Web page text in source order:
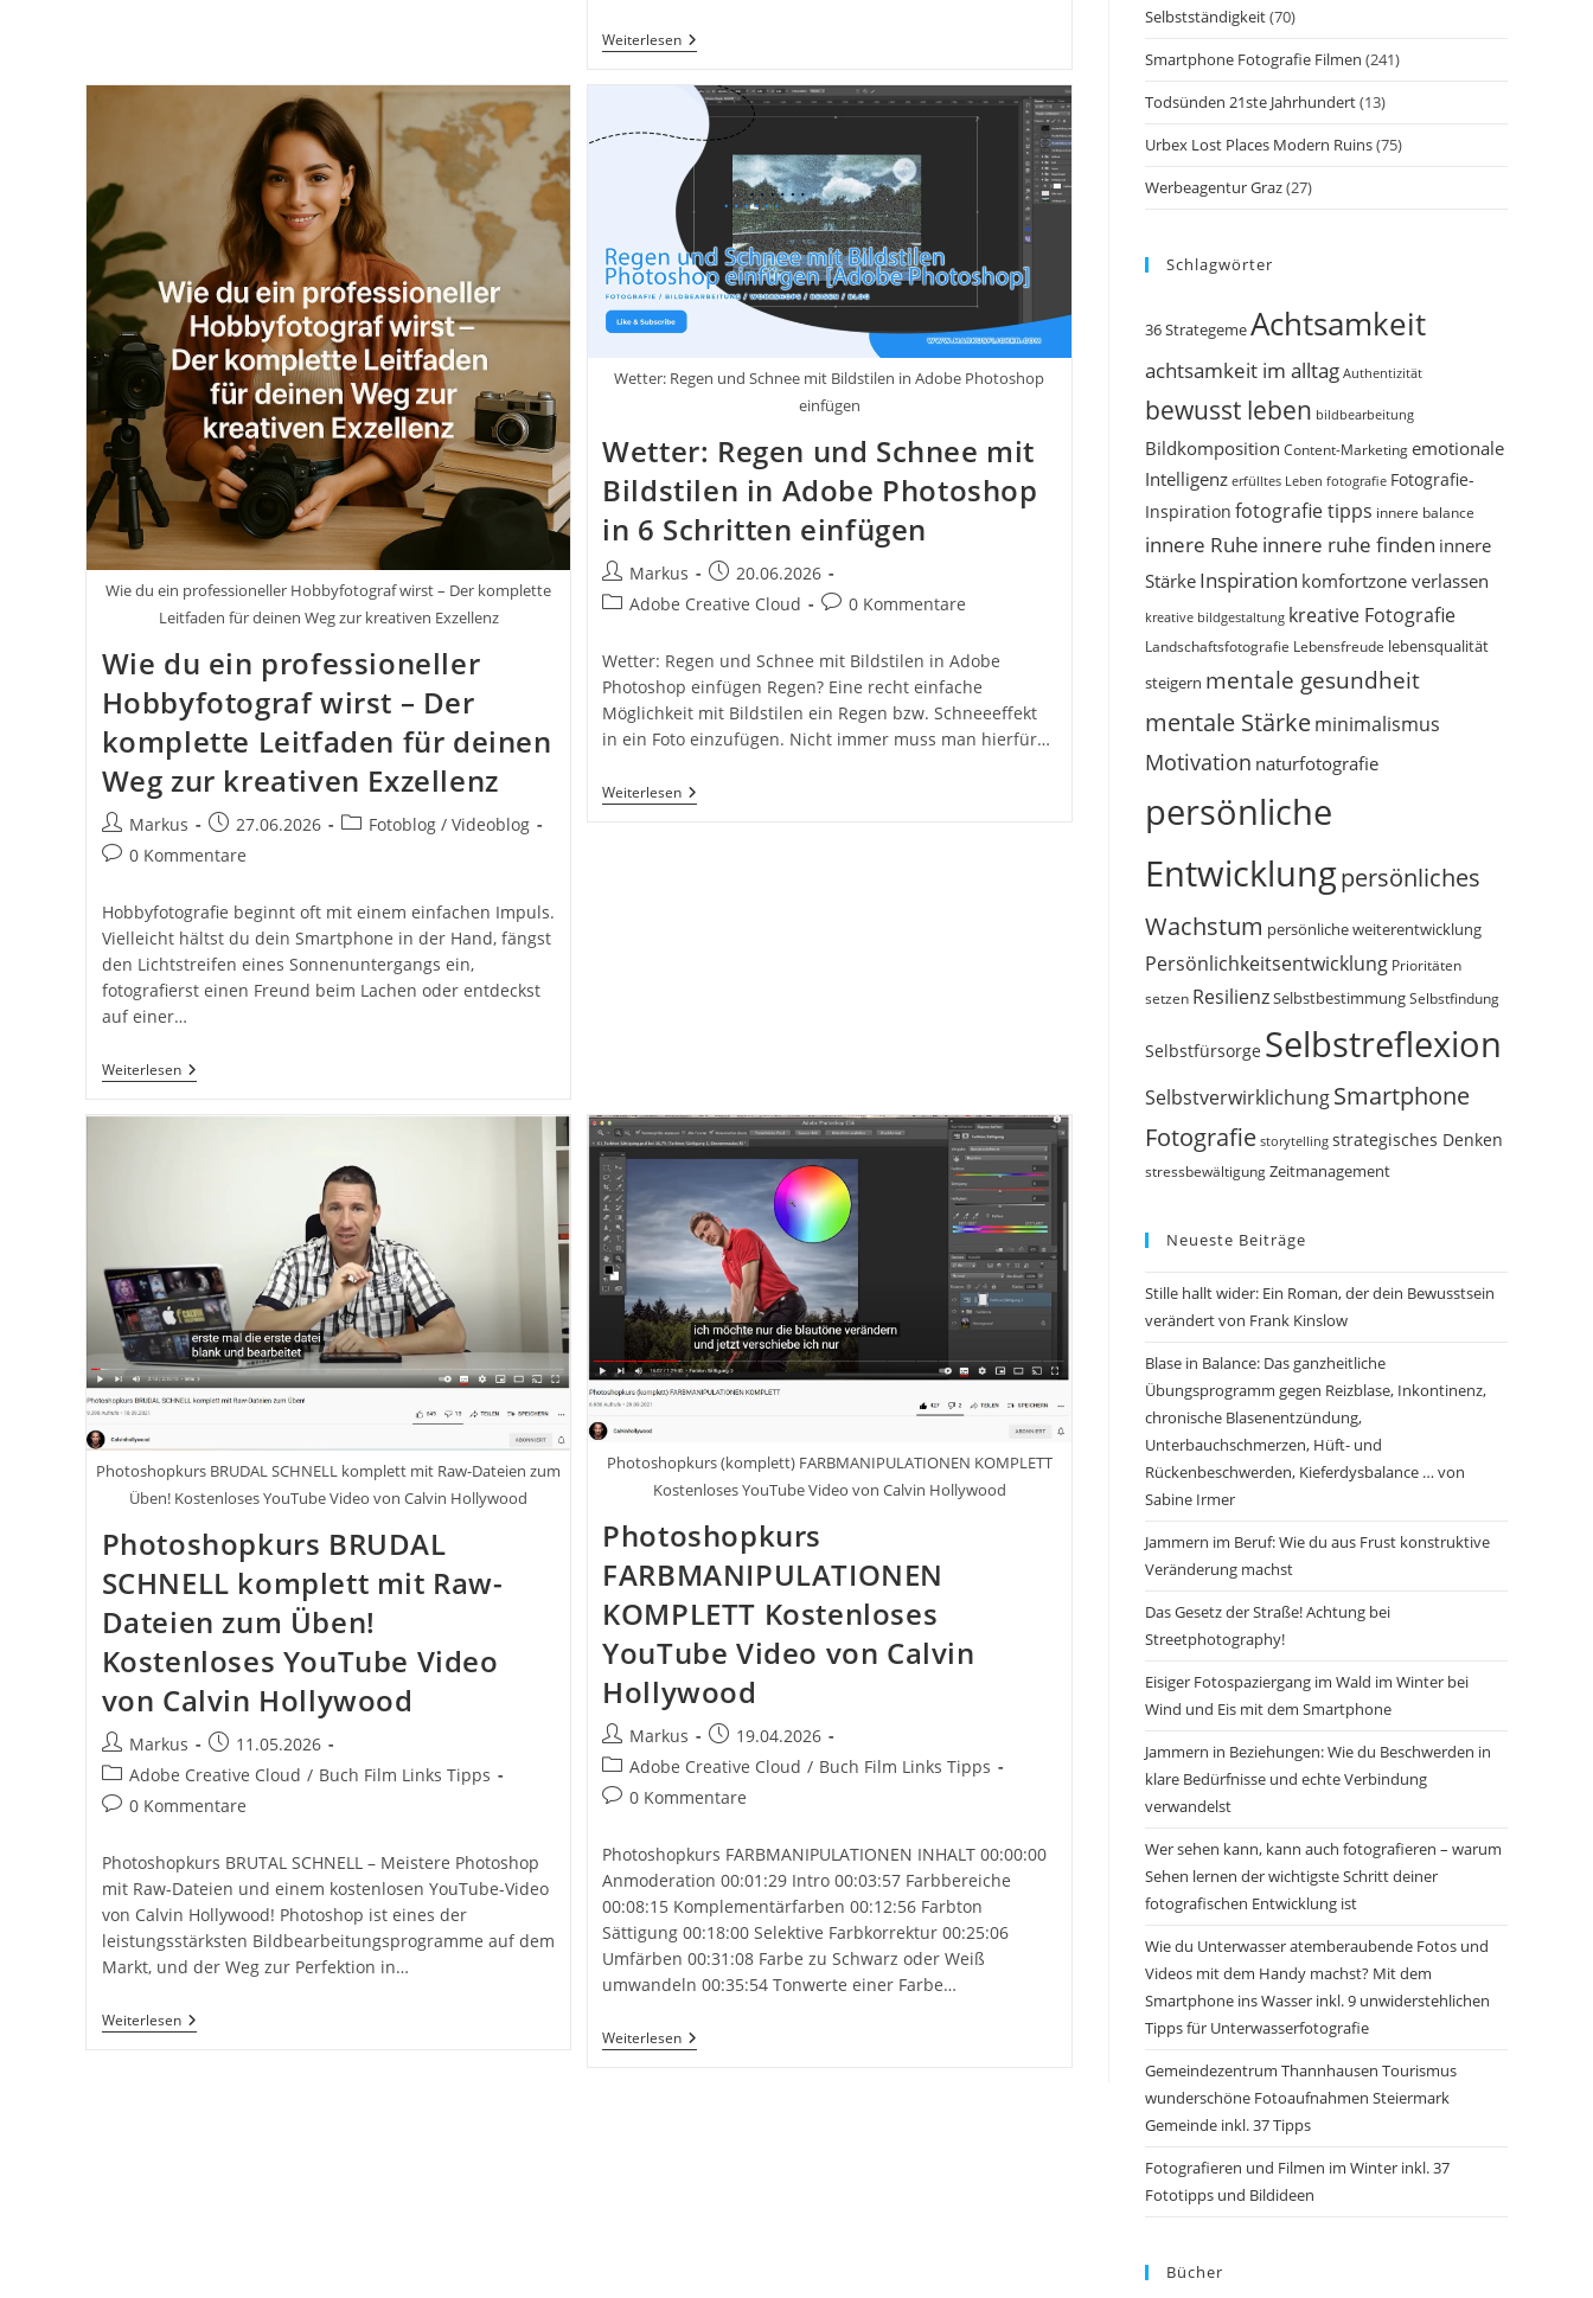
Photoshop
WeiterlesenMugshot
Photographer
Selfie
Picture
;)
Adobe
Photoshop
Project.
Photoshop
Tattoos
Auf
Der
Haut
Erstellen
Wie du ein professioneller Hobbyfotograf wirst – Der komplette
Leitfaden für deinen Weg zur kreativen Exzellenz
Wie du ein professioneller
Hobbyfotograf wirst – Der
komplette Leitfaden für deinen
Weg zur kreativen Exzellenz
Beitrags-
Autor:
Markus
Beitrag
veröffentlicht:
27.06.2026
Beitrags-
Fotoblog / Videoblog
Beitrags-
0 Kommentare
Hobbyfotografie beginnt oft mit einem einfachen Impuls.
Vielleicht hältst du dein Smartphone in der Hand, fängst
den Lichtstreifen eines Sonnenuntergangs ein,
fotografierst einen Freund beim Lachen oder entdeckst
auf einer…
WeiterlesenWie
Du
Für
Deinen
Weg
Zur
Kreativen
Exzellenz
Wetter: Regen und Schnee mit Bildstilen in Adobe Photoshop
einfügen
Wetter: Regen und Schnee mit
Bildstilen in Adobe Photoshop
in 6 Schritten einfügen
Beitrags-
Autor:
Markus
Beitrag
veröffentlicht:
20.06.2026
Beitrags-
Adobe Creative Cloud
Beitrags-
0 Kommentare
Wetter: Regen und Schnee mit Bildstilen in Adobe
Photoshop einfügen Regen? Eine recht einfache
Möglichkeit mit Bildstilen ein Regen bzw. Schneeeffekt
in ein Foto einzufügen. Nicht immer muss man hierfür…
WeiterlesenWetter:
Regen
Photoshopkurs BRUDAL SCHNELL komplett mit Raw-Dateien zum
Üben! Kostenloses YouTube Video von Calvin Hollywood
Photoshopkurs BRUDAL
SCHNELL komplett mit Raw-
Dateien zum Üben!
Kostenloses YouTube Video
von Calvin Hollywood
Beitrags-
Autor:
Markus
Beitrag
veröffentlicht:
11.05.2026
Beitrags-
Kategorie:
Adobe Creative Cloud / Buch Film Links Tipps
Beitrags-
0 Kommentare
Photoshopkurs BRUTAL SCHNELL – Meistere Photoshop
mit Raw-Dateien und einem kostenlosen YouTube-Video
von Calvin Hollywood! Photoshop ist eines der
leistungsstärksten Bildbearbeitungsprogramme auf dem
Markt, und der Weg zur Perfektion in…
WeiterlesenPhotoshopkurs
BRUDAL
Photoshopkurs (komplett) FARBMANIPULATIONEN KOMPLETT
Kostenloses YouTube Video von Calvin Hollywood
Photoshopkurs
FARBMANIPULATIONEN
KOMPLETT Kostenloses
YouTube Video von Calvin
Hollywood
Beitrags-
Autor:
Markus
Beitrag
veröffentlicht:
19.04.2026
Beitrags-
Kategorie:
Adobe Creative Cloud / Buch Film Links Tipps
Beitrags-
0 Kommentare
Photoshopkurs FARBMANIPULATIONEN INHALT 00:00:00
Anmoderation 00:01:29 Intro 00:03:57 Farbbereiche
00:08:15 Komplementärfarben 00:12:56 Farbton
Sättigung 00:18:00 Selektive Farbkorrektur 00:25:06
Umfärben 00:31:08 Farbe zu Schwarz oder Weiß
umwandeln 00:35:54 Tonwerte einer Farbe…
WeiterlesenPhotoshopkurs
FARBMANIPULATIONEN
Selbstständigkeit(70)
Smartphone Fotografie Filmen (241)
Todsünden 21ste Jahrhundert(13)
Urbex Lost Places Modern Ruins(75)
Werbeagentur Graz(27)
Schlagwörter
36 StrategemeAchtsamkeit
achtsamkeit im alltag Authentizität
bewusst leben bildbearbeitung
Bildkomposition Content-Marketingemotionale
Intelligenz erfülltes Leben fotografie Fotografie-
Inspiration fotografie tipps innere balance
innere Ruhe innere ruhe finden innere
Stärke Inspiration komfortzone verlassen
kreative bildgestaltung kreative Fotografie
Landschaftsfotografie Lebensfreude lebensqualität
steigern mentale gesundheit
mentale Stärkeminimalismus
Motivation naturfotografie
persönliche
Entwicklungpersönliches
Wachstum persönliche weiterentwicklung
Persönlichkeitsentwicklung Prioritäten
setzen ResilienzSelbstbestimmungSelbstfindung
Selbstfürsorge Selbstreflexion
SelbstverwirklichungSmartphone
Fotografie storytelling strategisches Denken
stressbewältigung Zeitmanagement
Neueste Beiträge
Stille hallt wider: Ein Roman, der dein Bewusstsein
verändert von Frank Kinslow
Blase in Balance: Das ganzheitliche
Übungsprogramm gegen Reizblase, Inkontinenz,
chronische Blasenentzündung,
Unterbauchschmerzen, Hüft- und
Rückenbeschwerden, Kieferdysbalance … von
Sabine Irmer
Jammern im Beruf: Wie du aus Frust konstruktive
Veränderung machst
Das Gesetz der Straße! Achtung bei
Streetphotography!
Eisiger Fotospaziergang im Wald im Winter bei
Wind und Eis mit dem Smartphone
Jammern in Beziehungen: Wie du Beschwerden in
klare Bedürfnisse und echte Verbindung
verwandelst
Wer sehen kann, kann auch fotografieren – warum
Sehen lernen der wichtigste Schritt deiner
fotografischen Entwicklung ist
Wie du Unterwasser atemberaubende Fotos und
Videos mit dem Handy machst? Mit dem
Smartphone ins Wasser inkl. 9 unwiderstehlichen
Tipps für Unterwasserfotografie
Gemeindezentrum Thannhausen Tourismus
wunderschöne Fotoaufnahmen Steiermark
Gemeinde inkl. 37 Tipps
Fotografieren und Filmen im Winter inkl. 37
Fototipps und Bildideen
Bücher